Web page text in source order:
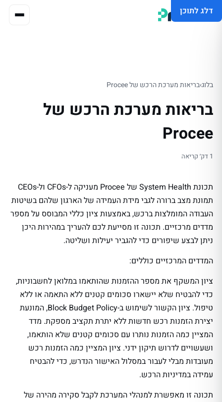
דלג לתוכן
בלוג›בריאות מערכת הרכש של Procee
בריאות מערכת הרכש של
Procee
1 דק׳ קריאה
תכונת System Health של Procee מעניקה ל-CFOs ול-CEOs
תמונת מצב ברורה לגבי מידת העמידה של הארגון שלהם בשיטות
העבודה המומלצות ברכש, באמצעות ציון כללי המבוסס על מספר
מדדים מרכזיים. תכונה זו מסייעת לכם להעריך במהירות היכן
ניתן לבצע שיפורים כדי להגביר יעילות ושליטה.
המדדים המרכזיים כוללים:
ציון המשקף את מספר ההזמנות שהותאמו במלואן לחשבוניות,
כדי להבטיח שלא יישארו סכומים קטנים ללא התאמה או ללא
טיפול. ציון הקשור לשימוש ב-Block Budget Policy, המונעת
יצירת הזמנות רכש חדשות ללא יתרת תקציב מספקת. מדד
המציין כמה הזמנות נותרו עם סכומים קטנים שלא הותאמו,
ושעשויים לדרוש תיקון ידני. ציון המציין כמה הזמנות רכש
מעובדות מבלי לעבור במסלול האישור הנדרש, כדי להבטיח
עמידה במדיניות הרכש.
תכונה זו מאפשרת למנהלי המערכת לקבל סקירה מהירה של